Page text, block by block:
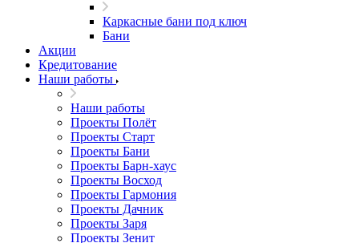
Каркасные бани под ключ
Бани
Акции
Кредитование
Наши работы
Наши работы
Проекты Полёт
Проекты Старт
Проекты Бани
Проекты Барн-хаус
Проекты Восход
Проекты Гармония
Проекты Дачник
Проекты Заря
Проекты Зенит